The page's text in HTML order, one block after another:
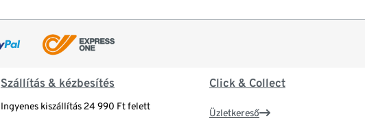
Szállítás & kézbesítés
Ingyenes kiszállítás 24 990 Ft felett
Click & Collect
Üzletkereső